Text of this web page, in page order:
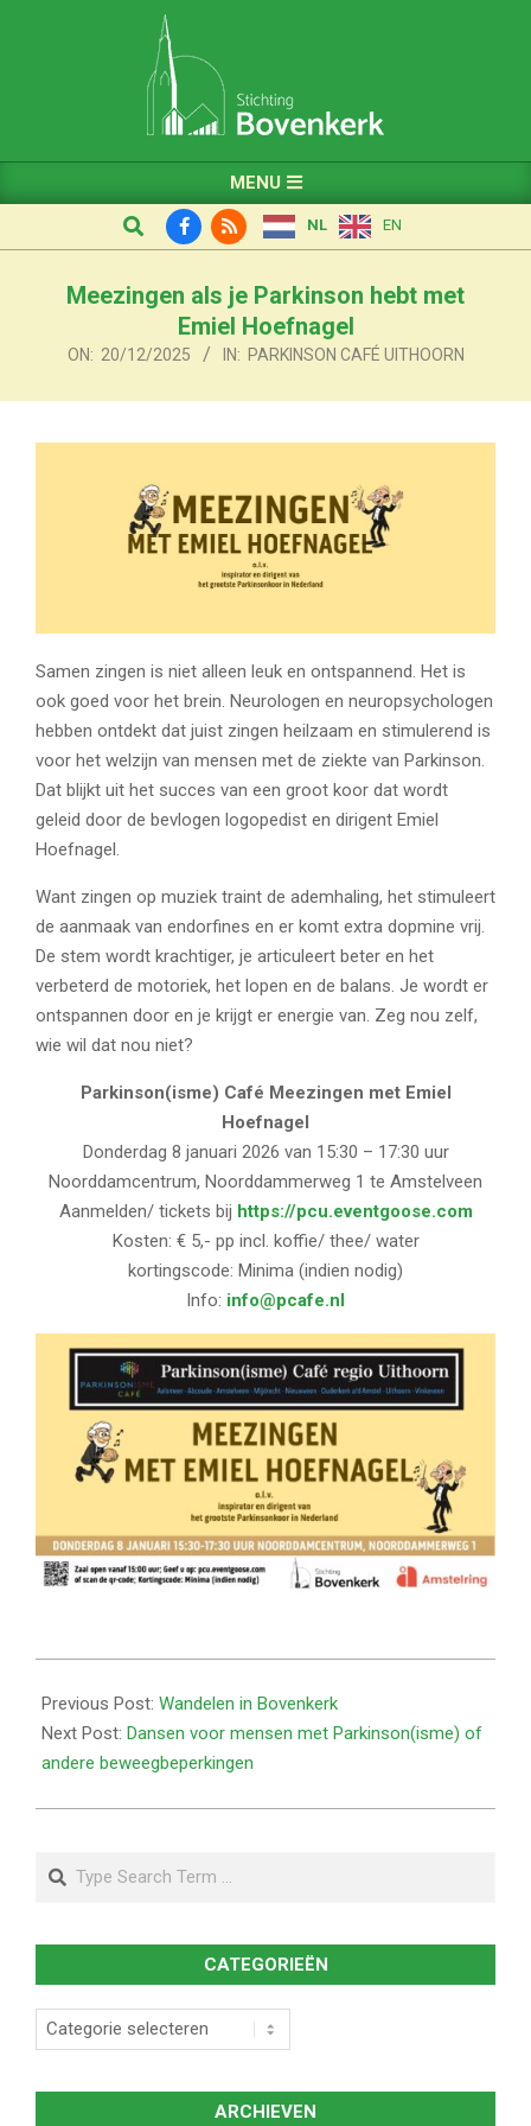
Navigation
MENU
Search NL EN
Meezingen als je Parkinson hebt met
Emiel Hoefnagel
ON: 20/12/2025 IN: PARKINSON CAFÉ UITHOORN
Samen zingen is niet alleen leuk en ontspannend. Het is
ook goed voor het brein. Neurologen en neuropsychologen
hebben ontdekt dat juist zingen heilzaam en stimulerend is
voor het welzijn van mensen met de ziekte van Parkinson.
Dat blijkt uit het succes van een groot koor dat wordt
geleid door de bevlogen logopedist en dirigent Emiel
Hoefnagel.
Want zingen op muziek traint de ademhaling, het stimuleert
de aanmaak van endorfines en er komt extra dopmine vrij.
De stem wordt krachtiger, je articuleert beter en het
verbeterd de motoriek, het lopen en de balans. Je wordt er
ontspannen door en je krijgt er energie van. Zeg nou zelf,
wie wil dat nou niet?
Parkinson(isme) Café Meezingen met Emiel
Hoefnagel
Donderdag 8 januari 2026 van 15:30 – 17:30 uur
Noorddamcentrum, Noorddammerweg 1 te Amstelveen
Aanmelden/ tickets bij https://pcu.eventgoose.com
Kosten: € 5,- pp incl. koffie/ thee/ water
kortingscode: Minima (indien nodig)
Info: info@pcafe.nl
12-
20
Previous Post: Wandelen in Bovenkerk
Next Post: Dansen voor mensen met Parkinson(isme) of
andere beweegbeperkingen
Search
CATEGORIEËN
Categorieën
ARCHIEVEN